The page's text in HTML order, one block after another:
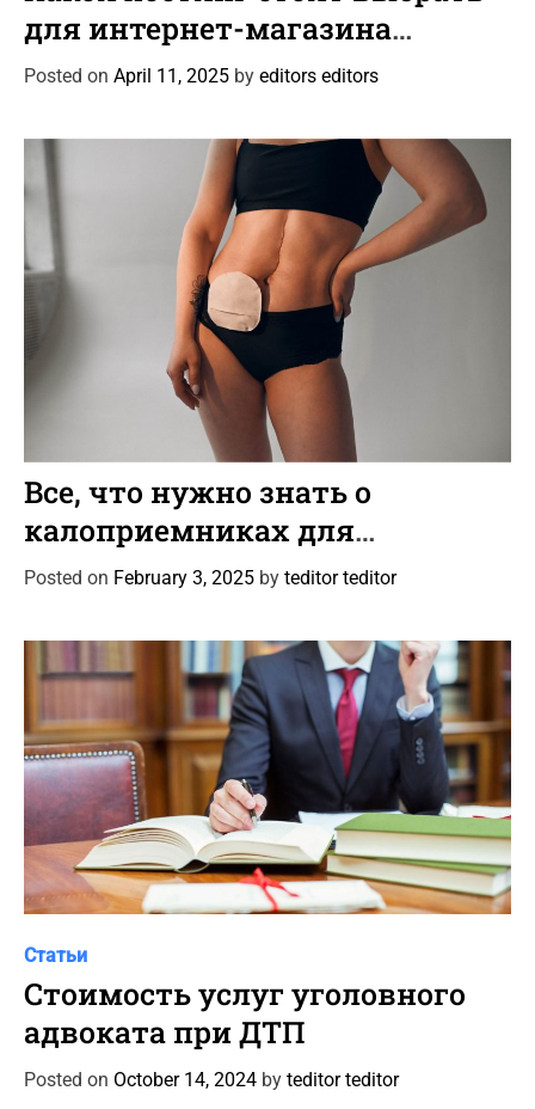
e
g
o
s
для интернет-магазина
автотоваров и шин?
Posted on April 11, 2025 by editors editors
a
t
e
g
Все, что нужно знать о
калоприемниках для
колостомы и илеостомы
Posted on February 3, 2025 by teditor teditor
C
a
t
e
g
Статьи
Стоимость услуг уголовного
адвоката при ДТП
Posted on October 14, 2024 by teditor teditor